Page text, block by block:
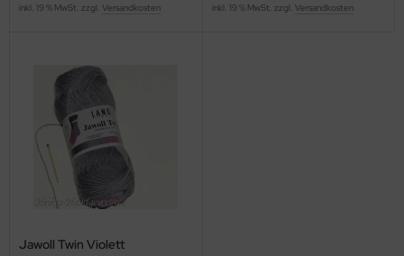
inkl. 19 % MwSt. zzgl. Versandkosten
inkl. 19 % MwSt. zzgl. Versandkosten
Jawoll Twin Violett